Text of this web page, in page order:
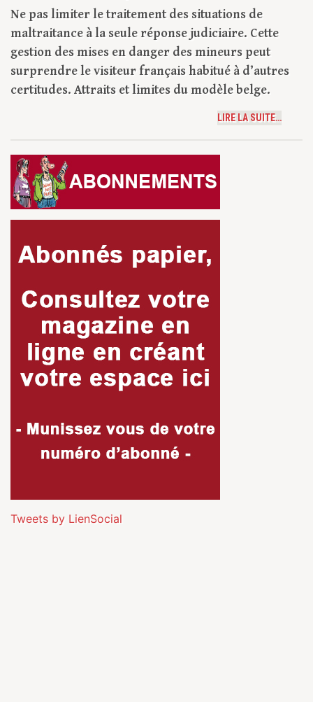
Ne pas limiter le traitement des situations de
maltraitance à la seule réponse judiciaire. Cette
gestion des mises en danger des mineurs peut
surprendre le visiteur français habitué à d’autres
certitudes. Attraits et limites du modèle belge.
LIRE LA SUITE…
Tweets by LienSocial